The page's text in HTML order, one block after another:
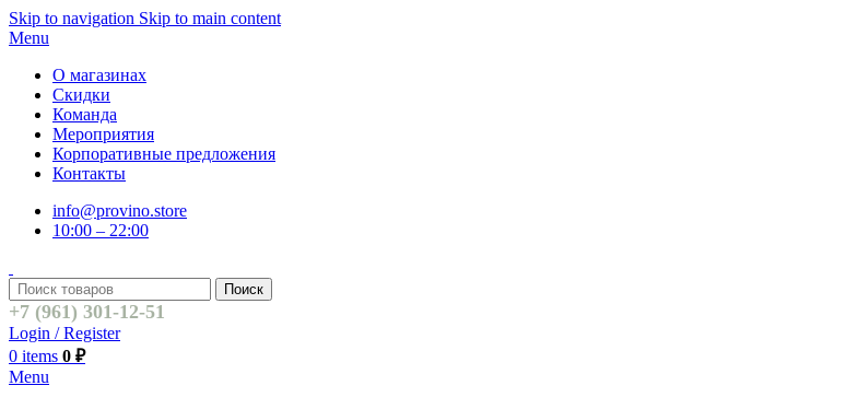
Skip to navigation Skip to main content
Menu
О магазинах
Скидки
Команда
Мероприятия
Корпоративные предложения
Контакты
info@provino.store
10:00 – 22:00
Поиск
+7 (961) 301-12-51
Login / Register
0 items 0 ₽
Menu